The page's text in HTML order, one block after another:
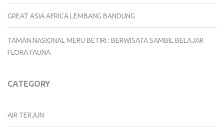
GREAT ASIA AFRICA LEMBANG BANDUNG
TAMAN NASIONAL MERU BETIRI : BERWISATA SAMBIL BELAJAR
FLORA FAUNA
CATEGORY
AIR TERJUN